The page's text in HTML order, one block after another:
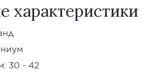
характеристики
30 - 42